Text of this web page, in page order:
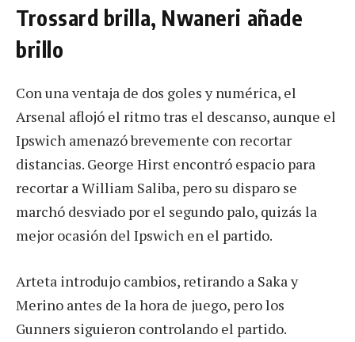
Trossard brilla, Nwaneri añade
brillo
Con una ventaja de dos goles y numérica, el
Arsenal aflojó el ritmo tras el descanso, aunque el
Ipswich amenazó brevemente con recortar
distancias. George Hirst encontró espacio para
recortar a William Saliba, pero su disparo se
marchó desviado por el segundo palo, quizás la
mejor ocasión del Ipswich en el partido.
Arteta introdujo cambios, retirando a Saka y
Merino antes de la hora de juego, pero los
Gunners siguieron controlando el partido.